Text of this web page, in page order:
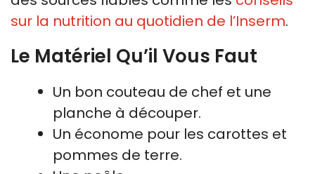
sur la nutrition au quotidien de l’Inserm.
Le Matériel Qu’il Vous Faut
Un bon couteau de chef et une
planche à découper.
Un économe pour les carottes et
pommes de terre.